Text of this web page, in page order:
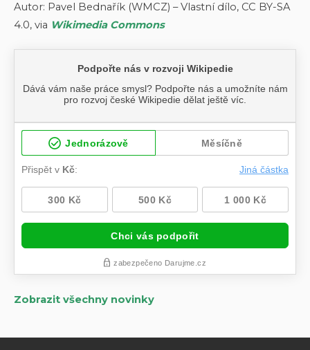
Autor: Pavel Bednařík (WMCZ) – Vlastní dílo, CC BY-SA
4.0, via Wikimedia Commons
Zobrazit všechny novinky